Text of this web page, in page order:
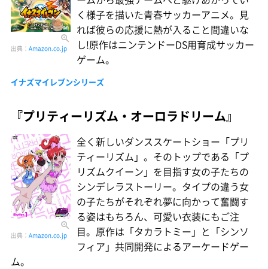
出典： Amazon.co.jp
く様子を描いた青春サッカーアニメ。見
れば彼らの応援に熱が入ること間違いな
し!原作はニンテンドーDS用育成サッカー
ゲーム。
イナズマイレブンシリーズ
『プリティーリズム・オーロラドリーム』
出典： Amazon.co.jp
全く新しいダンススケートショー「プリ
ティーリズム」。そのトップである「プ
リズムクイーン」を目指す女の子たちの
シンデレラストーリー。タイプの違う女
の子たちがそれぞれ夢に向かって奮闘す
る姿はもちろん、可愛い衣装にもご注
目。原作は「タカラトミー」と「シンソ
フィア」共同開発によるアーケードゲー
ム。